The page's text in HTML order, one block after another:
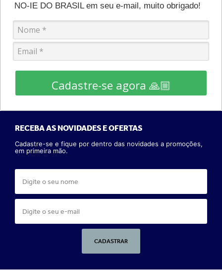
NO-IE DO BRASIL em seu e-mail, muito obrigado!
Cadastre-se agora 🙏🏼
RECEBA AS NOVIDADES E OFERTAS
Cadastre-se e fique por dentro das novidades a promoções,
em primeira mão.
CADASTRAR